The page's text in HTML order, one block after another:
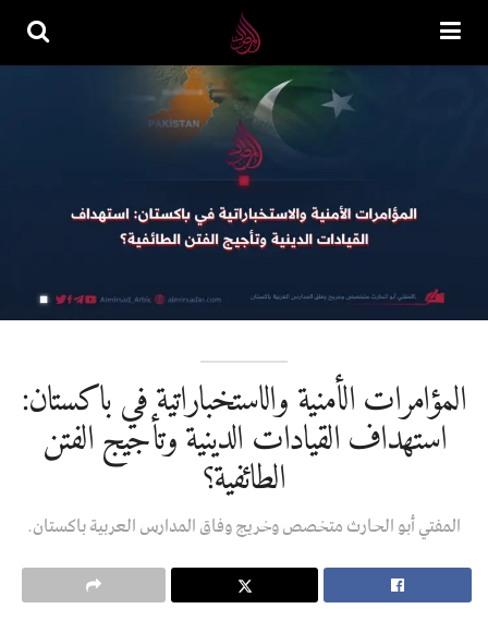
المؤامرات الأمنية والاستخباراتية في باكستان:
استهداف القيادات الدينية وتأجيج الفتن
الطائفية؟
المفتي أبو الحارث متخصص وخريج وفاق المدارس العربية باكستان.